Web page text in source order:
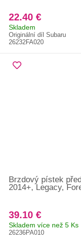
22.40 €
Skladem
Originální díl Subaru
26232FA020
Brzdový pístek
2014+, Legacy,
39.10 €
Skladem více než 5 Ks
26236PA010